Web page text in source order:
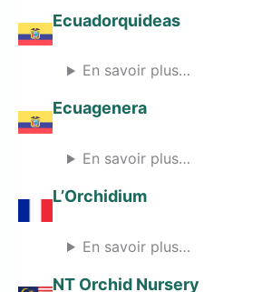
Ecuadorquideas
En savoir plus…
Ecuagenera
En savoir plus…
L’Orchidium
En savoir plus…
NT Orchid Nursery